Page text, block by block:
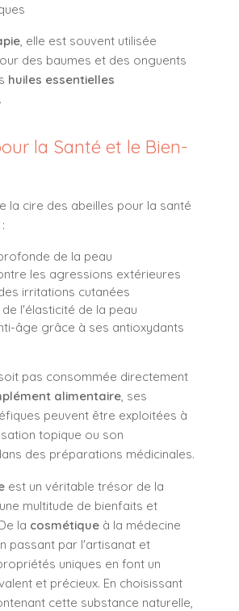
, elle est souvent utilisée
des baumes et des onguents
huiles essentielles
la Santé et le Bien-
la cire des abeilles pour la santé
de la peau
les agressions extérieures
irritations cutanées
l'élasticité de la peau
âge grâce à ses antioxydants
pas consommée directement
alimentaire, ses
peuvent être exploitées à
topique ou son
des préparations médicinales.
est un véritable trésor de la
multitude de bienfaits et
la cosmétique à la médecine
passant par l'artisanat et
uniques en font un
et précieux. En choisissant
cette substance naturelle,